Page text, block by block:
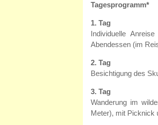
Tagesprogramm*
1. Tag
Individuelle
Abendessen (im
2. Tag
Besichtigung des
3. Tag
Wanderung im
Meter), mit Picknick